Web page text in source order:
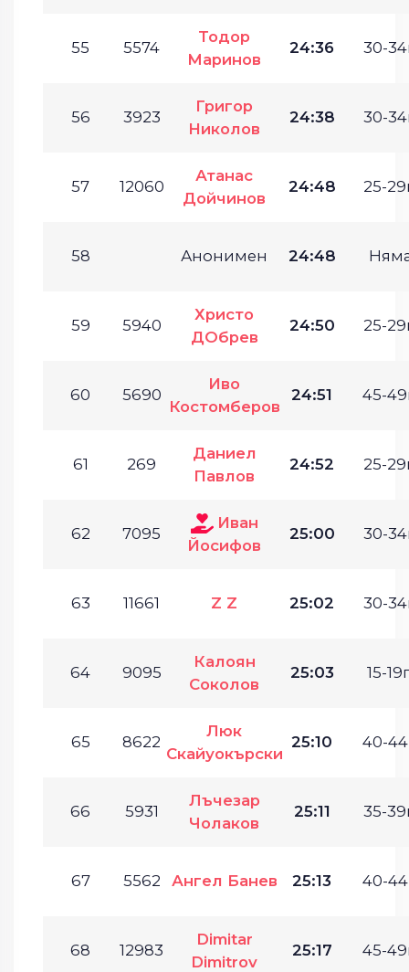
55 5574
Тодор
Маринов
24:36 30-
56 3923
Григор
Николов
24:38 30-
57 12060
Атанас
Дойчинов
24:48 25-
58 Анонимен 24:48
59 5940
Христо
ДОбрев
24:50 25-
60 5690
Иво
Костомберов
24:51 45-
61 269
Даниел
Павлов
24:52 25-
62 7095
Иван
Йосифов
25:00 30-
63 11661 Z Z 25:02 30-
64 9095
Калоян
Соколов
25:03 15-
65 8622
Люк
Скайуокърски
25:10 40-
66 5931
Лъчезар
Чолаков
25:11 35-
67 5562 Ангел Банев 25:13 40-
68 12983
Dimitar
Dimitrov
25:17 45-